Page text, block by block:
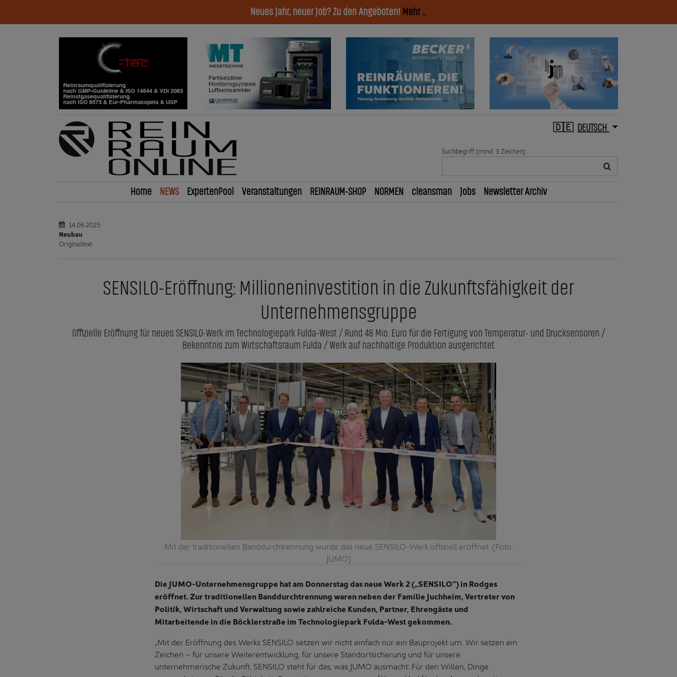
Neues Jahr, neuer Job? Zu den Angeboten! Mehr ...
DEUTSCH
Suchbegriff (mind. 3 Zeichen)
Home NEWS ExpertenPool Veranstaltungen REINRAUM-SHOP NORMEN cleansman Jobs Newsletter Archiv
14.06.2025
Neubau
Originaltext
SENSILO-Eröffnung: Millioneninvestition in die Zukunftsfähigkeit der
Unternehmensgruppe
Offizielle Eröffnung für neues SENSILO-Werk im Technologiepark Fulda-West / Rund 48 Mio. Euro für die Fertigung von Temperatur- und Drucksensoren /
Bekenntnis zum Wirtschaftsraum Fulda / Werk auf nachhaltige Produktion ausgerichtet
Mit der traditionellen Banddurchtrennung wurde das neue SENSILO-Werk offiziell eröffnet. (Foto:
JUMO)
Die JUMO-Unternehmensgruppe hat am Donnerstag das neue Werk 2 („SENSILO“) in Rodges
eröffnet. Zur traditionellen Banddurchtrennung waren neben der Familie Juchheim, Vertreter von
Politik, Wirtschaft und Verwaltung sowie zahlreiche Kunden, Partner, Ehrengäste und
Mitarbeitende in die Böcklerstraße im Technologiepark Fulda-West gekommen.
„Mit der Eröffnung des Werks SENSILO setzen wir nicht einfach nur ein Bauprojekt um. Wir setzen ein
Zeichen – für unsere Weiterentwicklung, für unsere Standortsicherung und für unsere
unternehmerische Zukunft. SENSILO steht für das, was JUMO ausmacht: Für den Willen, Dinge